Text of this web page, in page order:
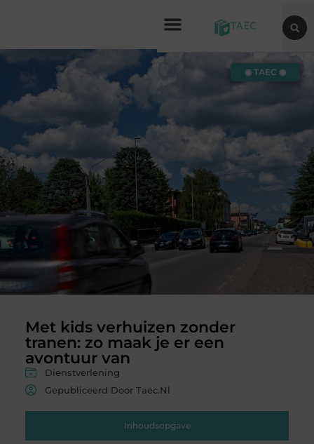
Met kids verhuizen zonder
tranen: zo maak je er een
avontuur van
Dienstverlening
Gepubliceerd Door Taec.nl
Inhoudsopgave
◉ TAEC ◉